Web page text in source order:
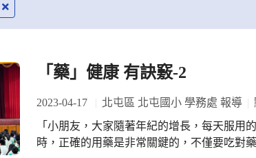
「藥」健康 有訣竅-2
2023-04-17 北屯區 北屯國小 學務處 報導
「小朋友，大家隨著年紀的增長，每天服用
時，正確的用藥是非常關鍵的，不僅要吃對